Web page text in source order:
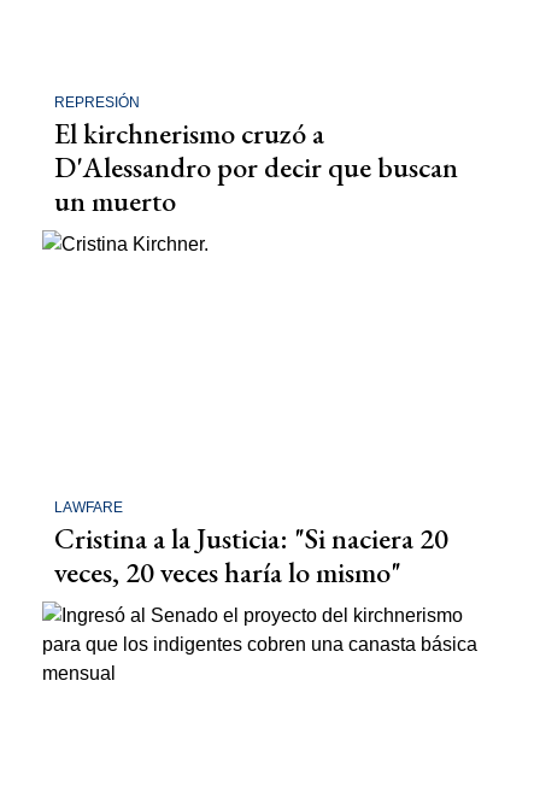
REPRESIÓN
El kirchnerismo cruzó a
D'Alessandro por decir que buscan
un muerto
LAWFARE
Cristina a la Justicia: "Si naciera 20
veces, 20 veces haría lo mismo"